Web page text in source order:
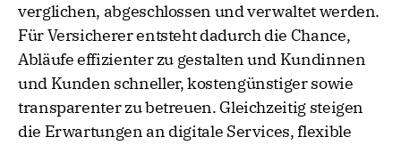
verglichen, abgeschlossen und verwaltet werden.
Für Versicherer entsteht dadurch die Chance,
Abläufe effizienter zu gestalten und Kundinnen
und Kunden schneller, kostengünstiger sowie
transparenter zu betreuen. Gleichzeitig steigen
die Erwartungen an digitale Services, flexible